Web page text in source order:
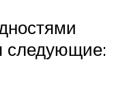
следующие: